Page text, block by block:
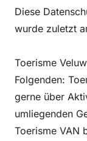
Diese
wurde zuletzt
Toerisme
Folgenden:
gerne über
umliegenden
Toerisme VAN